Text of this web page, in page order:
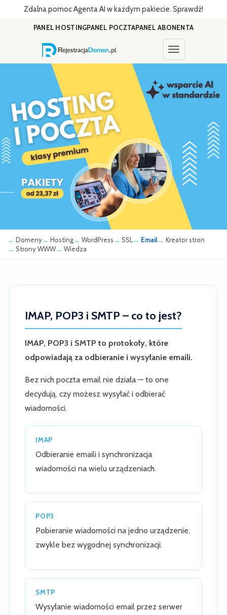
Zdalna pomoc Agenta AI w każdym pakiecie. Sprawdź!
PANEL HOSTINGPANEL POCZTAPANEL ABONENTA
Toggle
Domeny Hosting WordPress SSL Email
Kreator stron
Strony WWW
Wiedza
IMAP, POP3 i SMTP – co to jest?
IMAP, POP3 i SMTP to protokoły, które
odpowiadają za odbieranie i wysyłanie emaili.
Bez nich poczta email nie działa — to one
decydują, czy możesz wysyłać i odbierać
wiadomości.
IMAP
Odbieranie emaili i synchronizacja
wiadomości na wielu urządzeniach.
POP3
Pobieranie wiadomości na jedno urządzenie,
zwykle bez wygodnej synchronizacji.
SMTP
Wysyłanie wiadomości email przez serwer